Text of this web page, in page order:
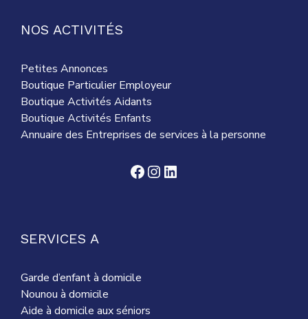
NOS ACTIVITÉS
Petites Annonces
Boutique Particulier Employeur
Boutique Activités Aidants
Boutique Activités Enfants
Annuaire des Entreprises de services à la personne
Facebook
Instagram
LinkedIn
SERVICES A
Garde d’enfant à domicile
Nounou à domicile
Aide à domicile aux séniors